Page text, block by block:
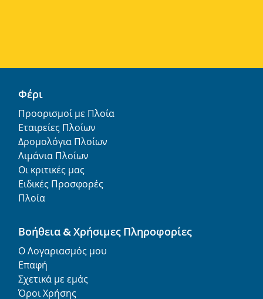
Φέρι
Προορισμοί με Πλοία
Εταιρείες Πλοίων
Δρομολόγια Πλοίων
Λιμάνια Πλοίων
Οι κριτικές μας
Ειδικές Προσφορές
Πλοία
Βοήθεια & Χρήσιμες Πληροφορίες
Ο Λογαριασμός μου
Επαφή
Σχετικά με εμάς
Όροι Χρήσης